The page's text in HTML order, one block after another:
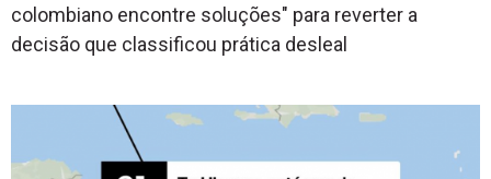
colombiano encontre soluções" para reverter a
decisão que classificou prática desleal